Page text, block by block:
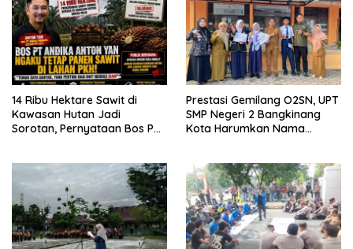
14 Ribu Hektare Sawit di
Kawasan Hutan Jadi
Sorotan, Pernyataan Bos PT
Prestasi Gemilang O2SN, UPT
SMP Negeri 2 Bangkinang
Kota Harumkan Nama